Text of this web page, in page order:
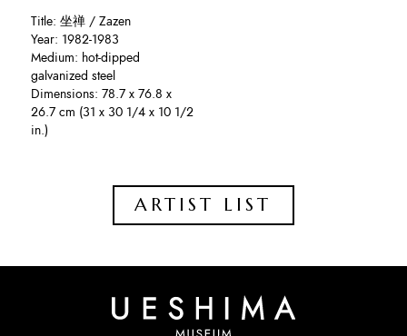
Title: 坐禅 / Zazen
Year: 1982-1983
Medium: hot-dipped
galvanized steel
Dimensions: 78.7 x 76.8 x
26.7 cm (31 x 30 1/4 x 10 1/2
in.)
ARTIST LIST